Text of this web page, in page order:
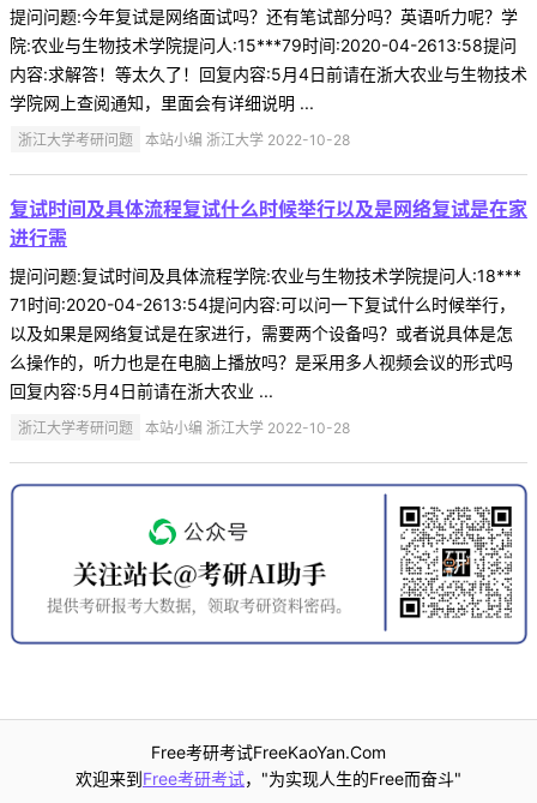
提问问题:今年复试是网络面试吗？还有笔试部分吗？英语听力呢？学
院:农业与生物技术学院提问人:15***79时间:2020-04-2613:58提问
内容:求解答！等太久了！回复内容:5月4日前请在浙大农业与生物技术
学院网上查阅通知，里面会有详细说明 ...
浙江大学考研问题 本站小编 浙江大学 2022-10-28
复试时间及具体流程复试什么时候举行以及是网络复试是在家
进行需
提问问题:复试时间及具体流程学院:农业与生物技术学院提问人:18***
71时间:2020-04-2613:54提问内容:可以问一下复试什么时候举行，
以及如果是网络复试是在家进行，需要两个设备吗？或者说具体是怎
么操作的，听力也是在电脑上播放吗？是采用多人视频会议的形式吗
回复内容:5月4日前请在浙大农业 ...
浙江大学考研问题 本站小编 浙江大学 2022-10-28
Free考研考试FreeKaoYan.Com
欢迎来到Free考研考试，"为实现人生的Free而奋斗"